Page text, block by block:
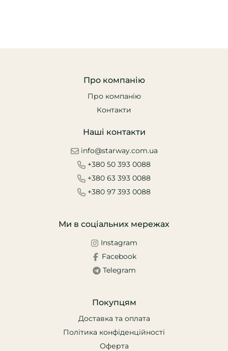
Про компанію
Про компанію
Контакти
Наші контакти
info@starway.com.ua
+380 50 393 0088
+380 63 393 0088
+380 97 393 0088
Ми в соціальних мережах
Instagram
Facebook
Telegram
Покупцям
Доставка та оплата
Політика конфіденційності
Оферта